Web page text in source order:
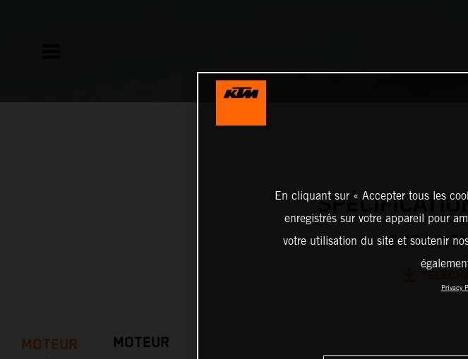
2024
MOTEUR
MOTEUR
En cliquant sur « Accepter tous les
enregistrés sur votre appareil pour
votre utilisation du site et soutenir
Privacy